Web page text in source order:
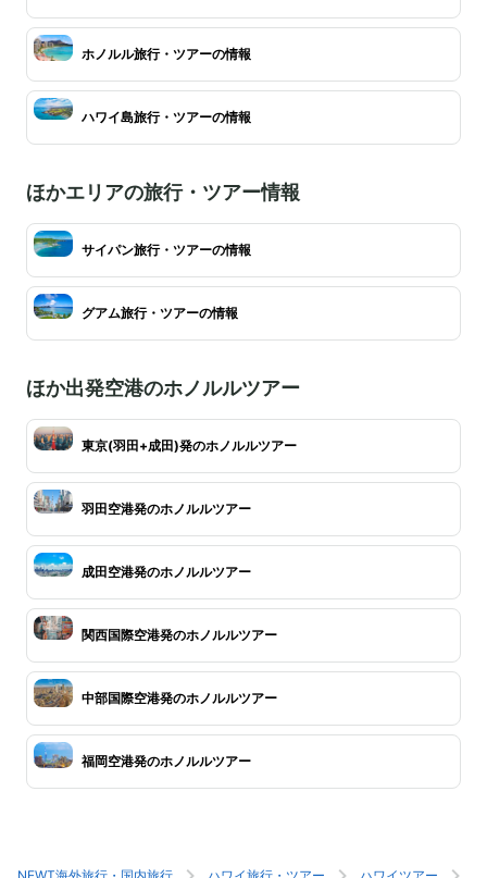
ホノルル旅行・ツアーの情報
ハワイ島旅行・ツアーの情報
ほかエリアの旅行・ツアー情報
サイパン旅行・ツアーの情報
グアム旅行・ツアーの情報
ほか出発空港のホノルルツアー
東京(羽田+成田)発のホノルルツアー
羽田空港発のホノルルツアー
成田空港発のホノルルツアー
関西国際空港発のホノルルツアー
中部国際空港発のホノルルツアー
福岡空港発のホノルルツアー